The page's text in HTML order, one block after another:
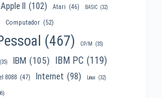
Apple II (102) Atari (46) BASIC (32)
Computador (52)
(467) CP/M (35)
(35) IBM (105) IBM PC (119)
8088 (47) Internet (98) Linux (32)